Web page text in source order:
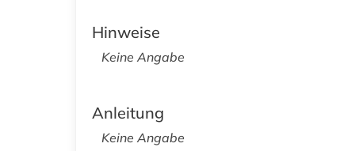
Hinweise
Keine Angabe
Anleitung
Keine Angabe